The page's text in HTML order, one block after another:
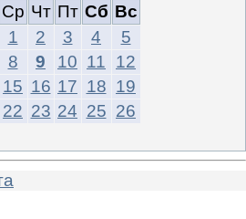
Ср Чт Пт Сб Вс
1
2 3 4
5
8 9 10 11
12
15 16 17 18 19
22 23 24 25 26